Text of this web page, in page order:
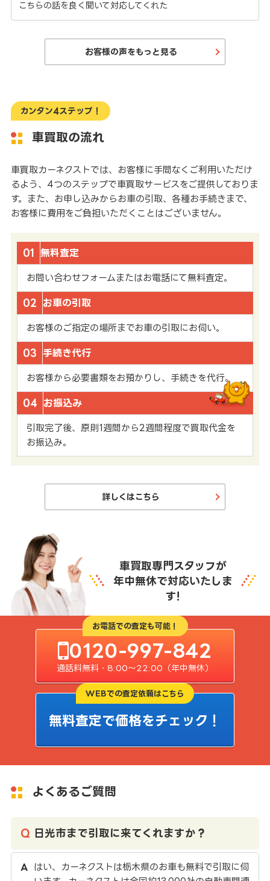
こちらの話を良く聞いて対応してくれた
お客様の声をもっと見る
カンタン4ステップ！
車買取の流れ
車買取カーネクストでは、お客様に手間なくご利用いただけ
るよう、4つのステップで車買取サービスをご提供しておりま
す。また、お申し込みからお車の引取、各種お手続きまで、
お客様に費用をご負担いただくことはございません。
01 無料査定
お問い合わせフォームまたはお電話にて無料査定。
02 お車の引取
お客様のご指定の場所までお車の引取にお伺い。
03 手続き代行
お客様から必要書類をお預かりし、手続きを代行。
04 お振込み
引取完了後、原則1週間から2週間程度で買取代金を
お振込み。
詳しくはこちら
車買取専門スタッフが
年中無休で対応いたしま
す!
お電話での査定も可能！
0120-997-842
通話料無料・8:00〜22:00（年中無休）
WEBでの査定依頼はこちら
無料査定で価格をチェック！
よくあるご質問
日光市まで引取に来てくれますか？
はい、カーネクストは栃木県のお車も無料で引取に伺